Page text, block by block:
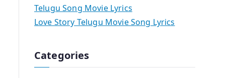
Telugu Song Movie Lyrics
Love Story Telugu Movie Song Lyrics
Categories